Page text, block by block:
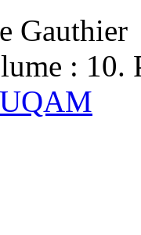
Gauthier
: 10.